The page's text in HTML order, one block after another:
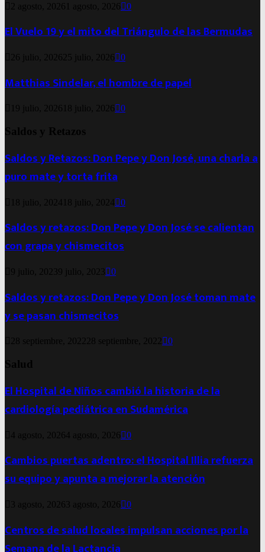
2 agosto, 2026 1 agosto, 2026 0
El Vuelo 19 y el mito del Triángulo de las Bermudas
26 julio, 2026 25 julio, 2026 0
Matthias Sindelar, el hombre de papel
19 julio, 2026 18 julio, 2026 0
Saldos y Retazos
Saldos y Retazos: Don Pepe y Don José, una charla a
puro mate y torta frita
18 julio, 2024 18 julio, 2024 0
Saldos y retazos: Don Pepe y Don José se calientan
con grapa y chismecitos
9 julio, 20239 julio, 2023 0
Saldos y retazos: Don Pepe y Don José toman mate
y se pasan chismecitos
28 septiembre, 202228 septiembre, 2022 0
Salud
El Hospital de Niños cambió la historia de la
cardiología pediátrica en Sudamérica
4 agosto, 20264 agosto, 2026 0
Cambios puertas adentro: el Hospital Illia refuerza
su equipo y apunta a mejorar la atención
3 agosto, 2026 3 agosto, 2026 0
Centros de salud locales impulsan acciones por la